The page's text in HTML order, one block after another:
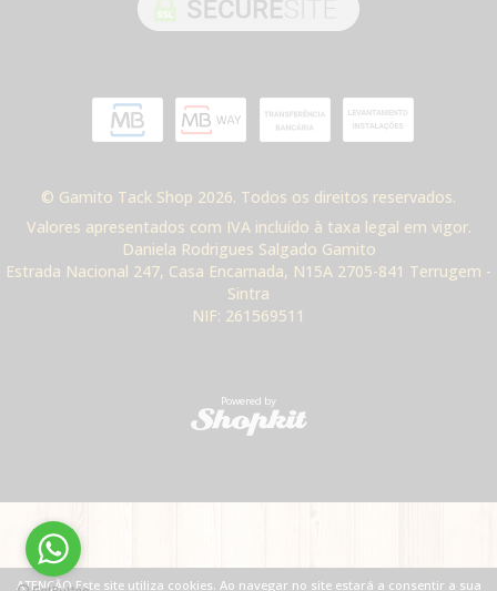
© Gamito Tack Shop 2026. Todos os direitos reservados.
Valores apresentados com IVA incluído à taxa legal em vigor.
Daniela Rodrigues Salgado Gamito
Estrada Nacional 247, Casa Encarnada, N15A 2705-841 Terrugem -
Sintra
NIF: 261569511
Powered by
ATENÇÃO Este site utiliza cookies. Ao navegar no site estará a consentir a sua